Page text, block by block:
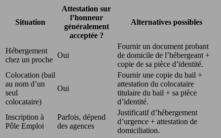
Situation
Attestation sur
l’honneur
généralement
acceptée ?
Alternatives possibles
Hébergement
chez un proche
Oui
Fournir un document probant
de domicile de l’hébergeant +
copie de sa pièce d’identité.
Colocation (bail
au nom d’un
seul
colocataire)
Oui
Fournir une copie du bail +
attestation du colocataire
titulaire du bail + sa pièce
d’identité.
Inscription à
Pôle Emploi
Parfois, dépend
des agences
Justificatif d’hébergement
d’urgence + attestation de
domiciliation.